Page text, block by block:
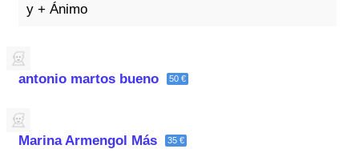
y + Ánimo
antonio martos bueno 50 €
Marina Armengol Más 35 €